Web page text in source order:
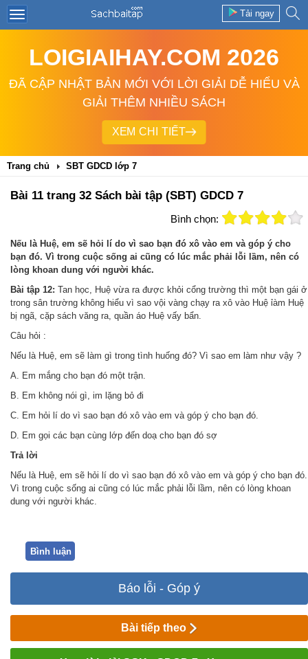
Tải ngay
LOIGIAIHAY.COM 2026
ĐÃ CẬP NHẬT BẢN MỚI VỚI LỜI GIẢI DỄ HIỂU VÀ
GIẢI THÊM NHIỀU SÁCH
XEM CHI TIẾT
Trang chủ SBT GDCD lớp 7
Bài 11 trang 32 Sách bài tập (SBT) GDCD 7
Bình chọn:
Nếu là Huệ, em sẽ hỏi lí do vì sao bạn đó xô vào em và góp ý cho
bạn đó. Vì trong cuộc sống ai cũng có lúc mắc phải lỗi lầm, nên có
lòng khoan dung với người khác.
Bài tập 12: Tan học, Huệ vừa ra được khỏi cổng trường thì một bạn gái ở
trong sân trường không hiểu vì sao vội vàng chạy ra xô vào Huệ ỉàm Huệ
bị ngã, cặp sách văng ra, quần áo Huệ vấy bẩn.
Câu hỏi :
Nếu là Huệ, em sẽ làm gì trong tình huống đó? Vì sao em làm như vậy ?
A. Em mắng cho bạn đó một trận.
B. Em không nói gì, im lặng bỏ đi
C. Em hỏi lí do vì sao bạn đó xô vào em và góp ý cho bạn đó.
D. Em gọi các bạn cùng lớp đến doạ cho bạn đó sợ
Trảlời
Nếu là Huệ, em sẽ hỏi lí do vì sao bạn đó xô vào em và góp ý cho bạn đó.
Vì trong cuộc sống ai cũng có lúc mắc phải lỗi lầm, nên có lòng khoan
dung với người khác.
Bình luận
Báo lỗi - Góp ý
Bài tiếp theo